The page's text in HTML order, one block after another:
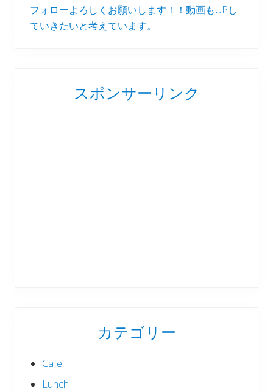
フォローよろしくお願いします！！動画もUPし
ていきたいと考えています。
スポンサーリンク
カテゴリー
Cafe
Lunch